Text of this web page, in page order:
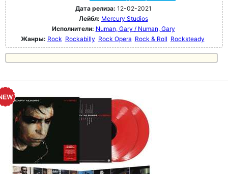
Дата релиза: 12-02-2021
Лейбл: Mercury Studios
Исполнители: Numan, Gary / Numan, Gary
Жанры: Rock Rockabilly Rock Opera Rock & Roll Rocksteady